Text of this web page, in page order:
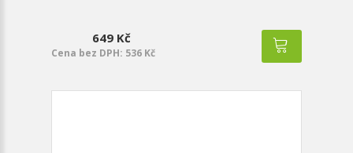
649 Kč
Cena bez DPH: 536 Kč